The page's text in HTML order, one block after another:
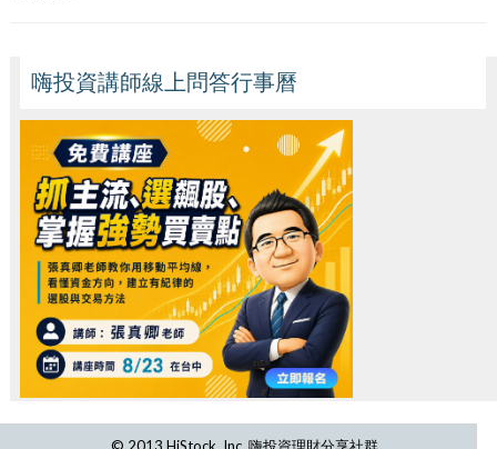
嗨投資講師線上問答行事曆